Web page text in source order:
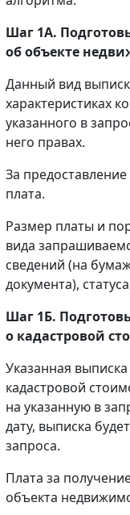
Шаг 1А.
об объекте
Данный вид
характеристиках
указанного в
него правах.
За
плата.
Размер платы и
вида
сведений (на
документа),
Шаг 1Б.
о кадастровой
Указанная
кадастровой
на указанную в
дату, выписка
запроса.
Плата за
объекта